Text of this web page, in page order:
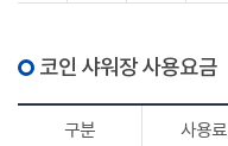
코인 샤워장 사용요금
구분 사용료